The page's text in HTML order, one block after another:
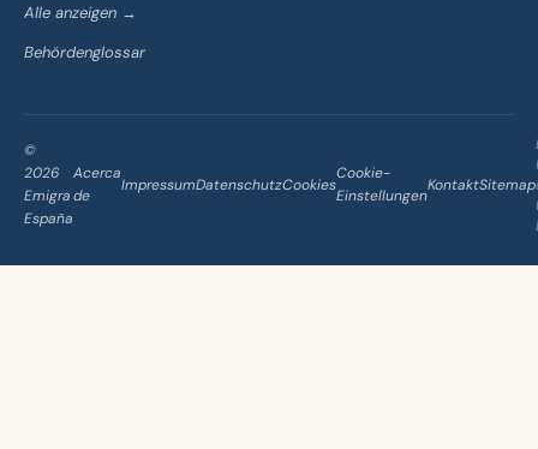
Alle anzeigen →
Behördenglossar
©
2026
Emigra
España
Acerca
de
ImpressumDatenschutzCookies
Cookie-
Einstellungen
KontaktSitemap